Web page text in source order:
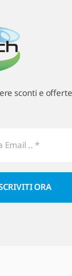
sconti e
ORA